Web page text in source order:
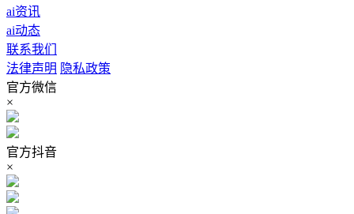
ai资讯
ai动态
联系我们
法律声明 隐私政策
官方微信
×
官方抖音
×